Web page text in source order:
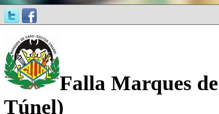
Falla Marques
Túnel)